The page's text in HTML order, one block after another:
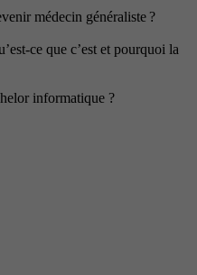
médecin généraliste ?
ce que c’est et pourquoi la
informatique ?